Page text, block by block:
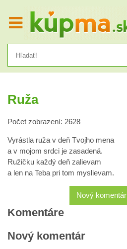
Ruža
Počet zobrazení: 2628
Vyrástla ruža v deň Tvojho mena
a v mojom srdci je zasadená.
Ružičku každý deň zalievam
a len na Teba pri tom myslievam.
Nový komentár
Komentáre
Nový komentár